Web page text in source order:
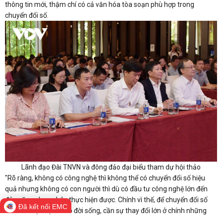
thông tin mới, thậm chí có cả văn hóa tòa soạn phù hợp trong
chuyển đổi số.
Lãnh đạo Đài TNVN và đông đảo đại biểu tham dự hội thảo
"Rõ ràng, không có công nghệ thì không thể có chuyển đổi số hiệu
quả nhưng không có con người thì dù có đầu tư công nghệ lớn đến
đâu cũng chưa chắc thực hiện được. Chính vì thế, để chuyển đổi số
báo chí thực sự đi vào đời sống, cần sự thay đổi lớn ở chính những
Đã kết nối EMC